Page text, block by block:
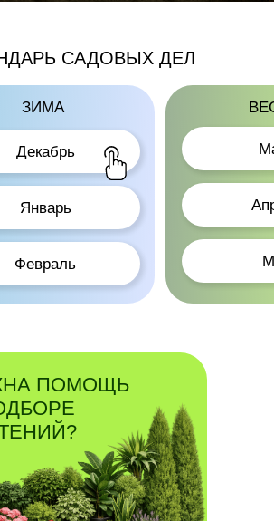
САДОВЫХ ДЕЛ
Февраль
Январь
Декабрь
ЗИМА
ПОМОЩЬ